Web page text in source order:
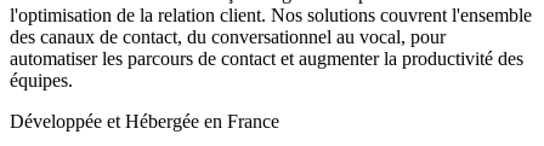
l'optimisation de la relation client. Nos solutions couvrent l'ensemble
des canaux de contact, du conversationnel au vocal, pour
automatiser les parcours de contact et augmenter la productivité des
équipes.
Développée et Hébergée en France